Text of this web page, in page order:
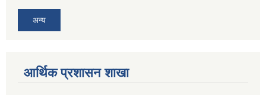
अन्य
आर्थिक प्रशासन शाखा